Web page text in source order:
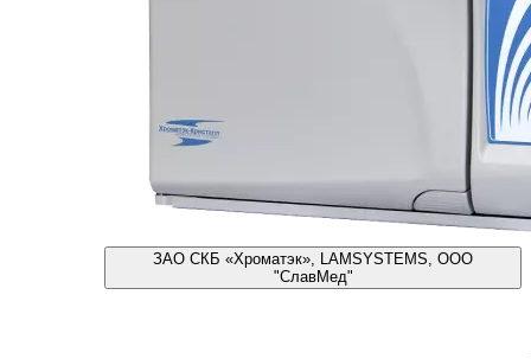
ЗАО СКБ «Хроматэк», LAMSYSTEMS, ООО
"СлавМед"